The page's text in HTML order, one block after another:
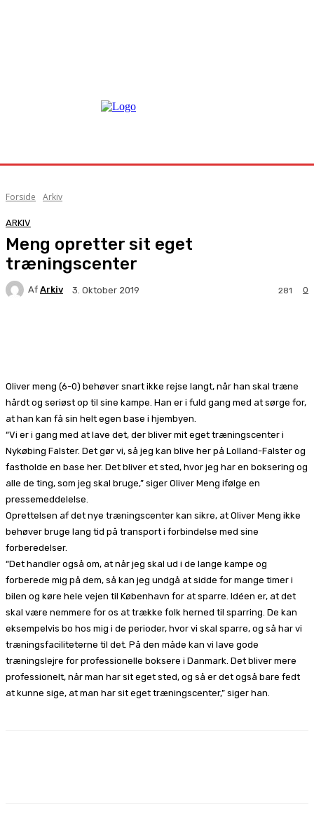
Forside Arkiv
ARKIV
Meng opretter sit eget
træningscenter
Af Arkiv 3. Oktober 2019 0
281
Oliver meng (6-0) behøver snart ikke rejse langt, når han skal træne
hårdt og seriøst op til sine kampe. Han er i fuld gang med at sørge for,
at han kan få sin helt egen base i hjembyen.
“Vi er i gang med at lave det, der bliver mit eget træningscenter i
Nykøbing Falster. Det gør vi, så jeg kan blive her på Lolland-Falster og
fastholde en base her. Det bliver et sted, hvor jeg har en boksering og
alle de ting, som jeg skal bruge,” siger Oliver Meng ifølge en
pressemeddelelse.
Oprettelsen af det nye træningscenter kan sikre, at Oliver Meng ikke
behøver bruge lang tid på transport i forbindelse med sine
forberedelser.
“Det handler også om, at når jeg skal ud i de lange kampe og
forberede mig på dem, så kan jeg undgå at sidde for mange timer i
bilen og køre hele vejen til København for at sparre. Idéen er, at det
skal være nemmere for os at trække folk herned til sparring. De kan
eksempelvis bo hos mig i de perioder, hvor vi skal sparre, og så har vi
træningsfaciliteterne til det. På den måde kan vi lave gode
træningslejre for professionelle boksere i Danmark. Det bliver mere
professionelt, når man har sit eget sted, og så er det også bare fedt
at kunne sige, at man har sit eget træningscenter,” siger han.